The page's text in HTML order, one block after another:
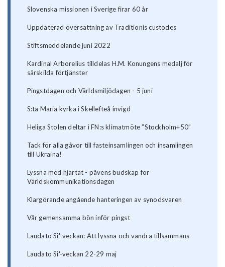
Slovenska missionen i Sverige firar 60 år
Uppdaterad översättning av Traditionis custodes
Stiftsmeddelande juni 2022
Kardinal Arborelius tilldelas H.M. Konungens medalj för
särskilda förtjänster
Pingstdagen och Världsmiljödagen - 5 juni
S:ta Maria kyrka i Skellefteå invigd
Heliga Stolen deltar i FN:s klimatmöte ”Stockholm+50”
Tack för alla gåvor till fasteinsamlingen och insamlingen
till Ukraina!
Lyssna med hjärtat - påvens budskap för
Världskommunikationsdagen
Klargörande angående hanteringen av synodsvaren
Vår gemensamma bön inför pingst
Laudato Si'-veckan: Att lyssna och vandra tillsammans
Laudato Si'-veckan 22-29 maj